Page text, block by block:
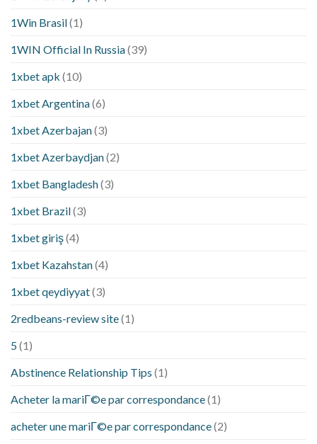
1Win Brasil(1)
1WIN Official In Russia(39)
1xbet apk (10)
1xbet Argentina(6)
1xbet Azerbajan(3)
1xbet Azerbaydjan(2)
1xbet Bangladesh(3)
1xbet Brazil(3)
1xbet giriş(4)
1xbet Kazahstan(4)
1xbet qeydiyyat(3)
2redbeans-review site(1)
5(1)
Abstinence Relationship Tips (1)
Acheter la mariГ©e par correspondance(1)
acheter une mariГ©e par correspondance(2)